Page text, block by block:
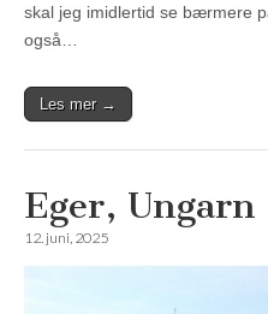
skal jeg imidlertid se bærmere
også…
Les mer →
Eger,
12. juni, 2025